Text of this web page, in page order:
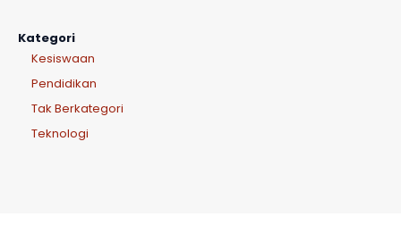
Kategori
Kesiswaan
Pendidikan
Tak Berkategori
Teknologi